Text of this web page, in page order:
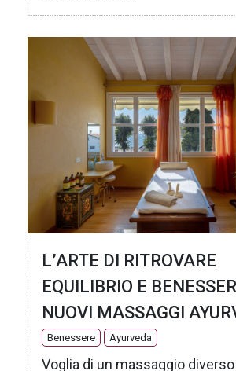
L’ARTE DI RITROVARE
EQUILIBRIO E
NUOVI MASSAGGI
Benessere Ayurveda
Voglia di un massaggio